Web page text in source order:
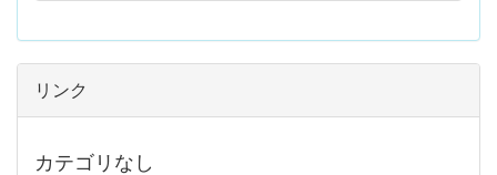
リンク
カテゴリなし